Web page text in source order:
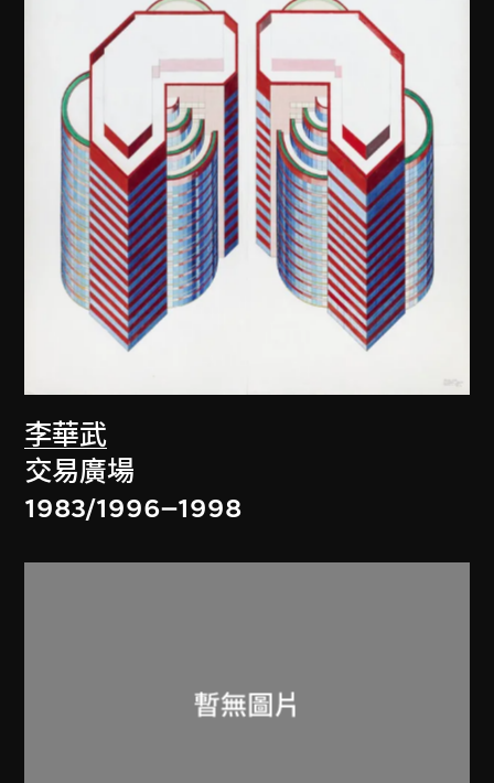
李華武
交易廣場
1983/1996–1998